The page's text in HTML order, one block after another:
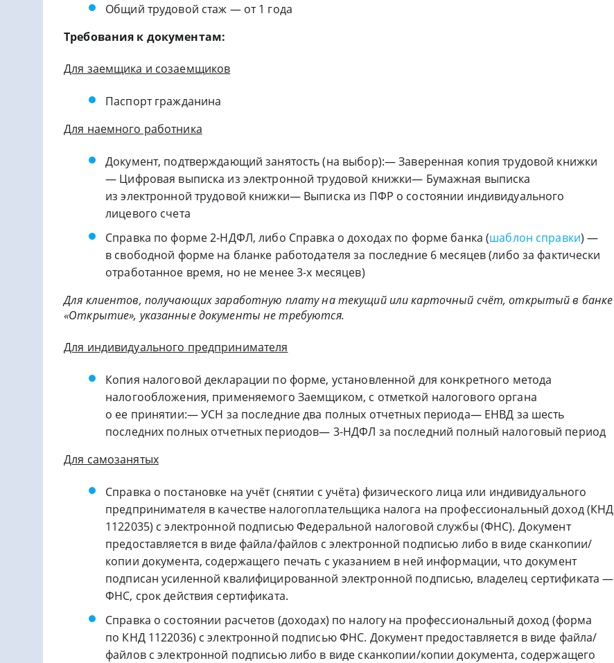
Общий трудовой стаж — от 1 года
Требования к документам:
Для заемщика и созаемщиков
Паспорт гражданина
Для наемного работника
Документ, подтверждающий занятость (на выбор):— Заверенная копия трудовой книжки
— Цифровая выписка из электронной трудовой книжки— Бумажная выписка
из электронной трудовой книжки— Выписка из ПФР о состоянии индивидуального
лицевого счета
Справка по форме 2-НДФЛ, либо Справка о доходах по форме банка (шаблон справки) —
в свободной форме на бланке работодателя за последние 6 месяцев (либо за фактически
отработанное время, но не менее 3-х месяцев)
Для клиентов, получающих заработную плату на текущий или карточный счёт, открытый в банке
«Открытие», указанные документы не требуются.
Для индивидуального предпринимателя
Копия налоговой декларации по форме, установленной для конкретного метода
налогообложения, применяемого Заемщиком, с отметкой налогового органа
о ее принятии:— УСН за последние два полных отчетных периода— ЕНВД за шесть
последних полных отчетных периодов— 3-НДФЛ за последний полный налоговый период
Для самозанятых
Справка о постановке на учёт (снятии с учёта) физического лица или индивидуального
предпринимателя в качестве налогоплательщика налога на профессиональный доход (КНД
1122035) с электронной подписью Федеральной налоговой службы (ФНС). Документ
предоставляется в виде файла/файлов с электронной подписью либо в виде сканкопии/
копии документа, содержащего печать с указанием в ней информации, что документ
подписан усиленной квалифицированной электронной подписью, владелец сертификата —
ФНС, срок действия сертификата.
Справка о состоянии расчетов (доходах) по налогу на профессиональный доход (форма
по КНД 1122036) с электронной подписью ФНС. Документ предоставляется в виде файла/
файлов с электронной подписью либо в виде сканкопии/копии документа, содержащего